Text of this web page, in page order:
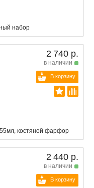
набор
2 740 р.
в наличии
В корзину
костяной фарфор
2 440 р.
в наличии
В корзину